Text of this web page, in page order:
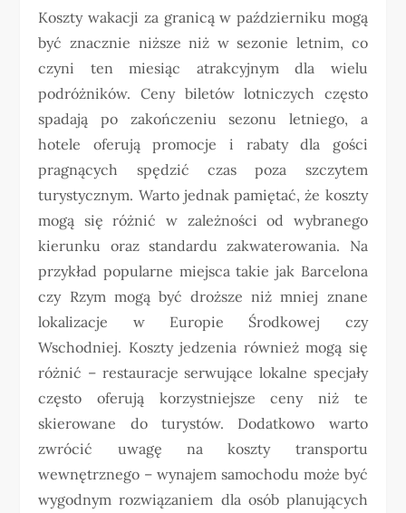
Koszty wakacji za granicą w październiku mogą
być znacznie niższe niż w sezonie letnim, co
czyni ten miesiąc atrakcyjnym dla wielu
podróżników. Ceny biletów lotniczych często
spadają po zakończeniu sezonu letniego, a
hotele oferują promocje i rabaty dla gości
pragnących spędzić czas poza szczytem
turystycznym. Warto jednak pamiętać, że koszty
mogą się różnić w zależności od wybranego
kierunku oraz standardu zakwaterowania. Na
przykład popularne miejsca takie jak Barcelona
czy Rzym mogą być droższe niż mniej znane
lokalizacje w Europie Środkowej czy
Wschodniej. Koszty jedzenia również mogą się
różnić – restauracje serwujące lokalne specjały
często oferują korzystniejsze ceny niż te
skierowane do turystów. Dodatkowo warto
zwrócić uwagę na koszty transportu
wewnętrznego – wynajem samochodu może być
wygodnym rozwiązaniem dla osób planujących